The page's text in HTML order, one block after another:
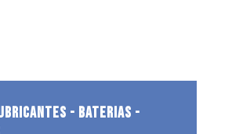
- BATERIAS -